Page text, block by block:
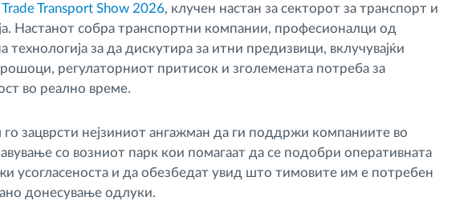
Trade Transport Show 2026, клучен настан за секторот за транспорт и
Настанот собра транспортни компании, професионалци од
технологија за да дискутира за итни предизвици, вклучувајќи
регулаторниот притисок и зголемената потреба за
во реално време.
зацврсти нејзиниот ангажман да ги поддржи компаниите во
со возниот парк кои помагаат да се подобри оперативната
усогласеноста и да обезбедат увид што тимовите им е потребен
донесување одлуки.